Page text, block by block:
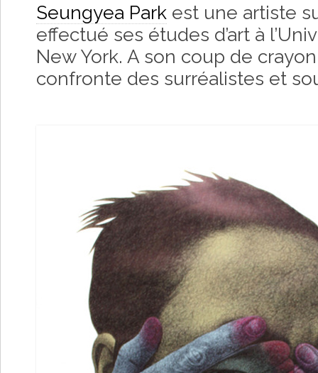
Seungyea Park est une artiste
effectué ses études d’art à
New York. A son coup de
confronte des surréalistes et